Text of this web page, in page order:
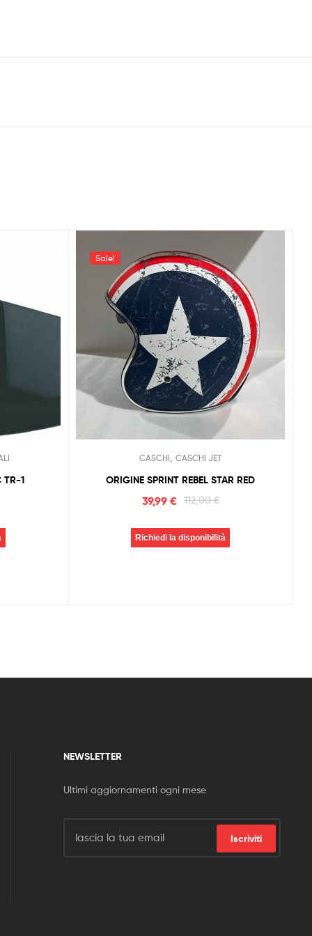
TR-1
Sale!
CASCHI ,CASCHI JET
ORIGINE SPRINT REBEL STAR RED
112,00€
39,99 €
Richiedi la disponibilità
NEWSLETTER
Ultimi aggiornamenti ogni mese
Iscriviti